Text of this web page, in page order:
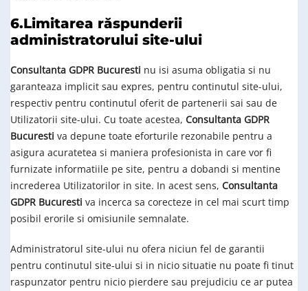
6.Limitarea răspunderii
administratorului site-ului
Consultanta GDPR Bucuresti nu isi asuma obligatia si nu
garanteaza implicit sau expres, pentru continutul site-ului,
respectiv pentru continutul oferit de partenerii sai sau de
Utilizatorii site-ului. Cu toate acestea, Consultanta GDPR
Bucuresti va depune toate eforturile rezonabile pentru a
asigura acuratetea si maniera profesionista in care vor fi
furnizate informatiile pe site, pentru a dobandi si mentine
increderea Utilizatorilor in site. In acest sens, Consultanta
GDPR Bucuresti va incerca sa corecteze in cel mai scurt timp
posibil erorile si omisiunile semnalate.
Administratorul site-ului nu ofera niciun fel de garantii
pentru continutul site-ului si in nicio situatie nu poate fi tinut
raspunzator pentru nicio pierdere sau prejudiciu ce ar putea